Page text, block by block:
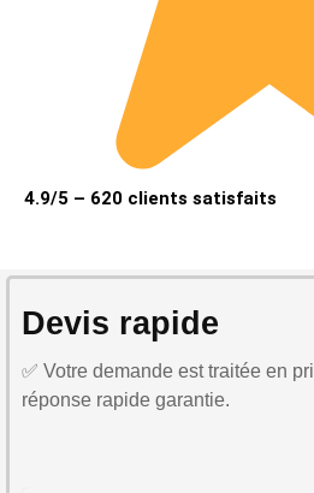
4.9/5 – 620 clients satisfaits
Devis rapide
✅ Votre demande est traitée en
réponse rapide garantie.